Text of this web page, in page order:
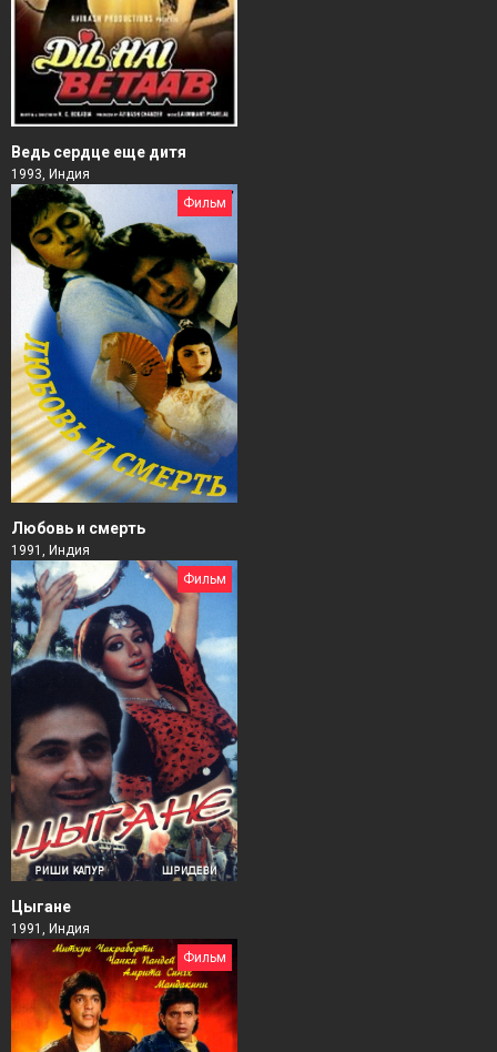
Ведь сердце еще дитя
1993, Индия
Фильм
Любовь и смерть
1991, Индия
Фильм
Цыгане
1991, Индия
Фильм